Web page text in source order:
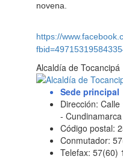
novena.
https://
Alcaldía de Tocancipá
Sede principal
Dirección:
-
Código postal:
Conmutador:
Telefax: 57(60)